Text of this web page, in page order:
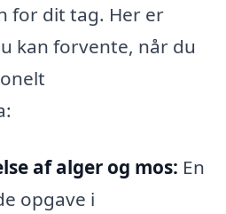
for dit tag. Her er
kan forvente, når du
af alger og mos: En
opgave i